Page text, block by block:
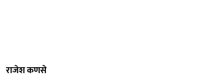
राजेश कणसे